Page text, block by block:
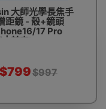
大師光學長焦手
距鏡 - 殼+鏡頭
17 Pro
| 兼容iPhone 16
低色散
$799$997